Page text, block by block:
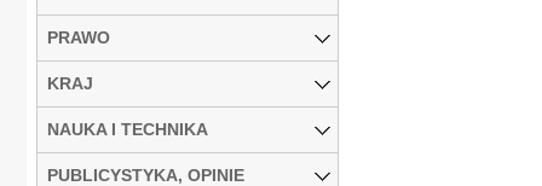
PRAWO
KRAJ
NAUKA I TECHNIKA
PUBLICYSTYKA, OPINIE